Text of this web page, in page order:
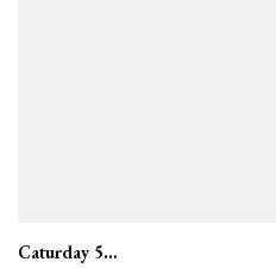
Caturday 5…